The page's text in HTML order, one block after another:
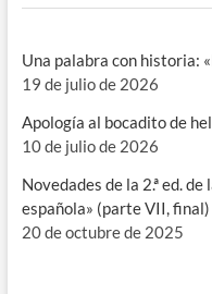
Una palabra con historia:
19 de julio de 2026
Apología al bocadito de
10 de julio de 2026
Novedades de la 2.ª ed.
española» (parte VII, final)
20 de octubre de 2025